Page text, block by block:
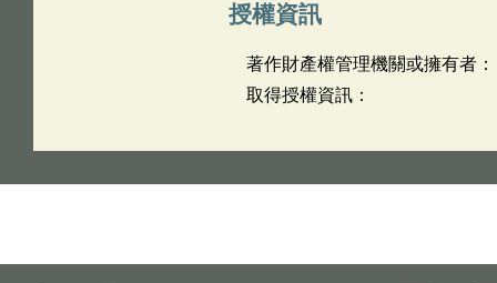
授權資訊
著作財產權管理機關或擁有者：
取得授權資訊：